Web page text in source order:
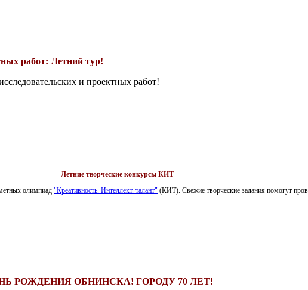
работ: Летний тур!
и проектных работ!
Летние творческие конкурсы КИТ
олимпиад "Креативность. Интеллект. талант" (КИТ). Свежие творческие задания помогут
РОЖДЕНИЯ ОБНИНСКА! ГОРОДУ 70 ЛЕТ!